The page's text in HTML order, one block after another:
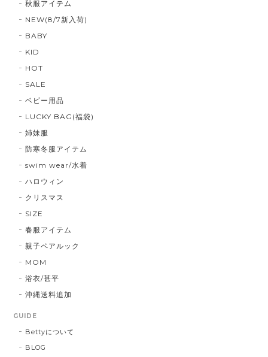
秋服アイテム
NEW(8/7新入荷)
BABY
KID
HOT
SALE
ベビー用品
LUCKY BAG(福袋)
姉妹服
防寒冬服アイテム
swim wear/水着
ハロウィン
クリスマス
SIZE
春服アイテム
親子ペアルック
MOM
浴衣/甚平
沖縄送料追加
GUIDE
Bettyについて
BLOG